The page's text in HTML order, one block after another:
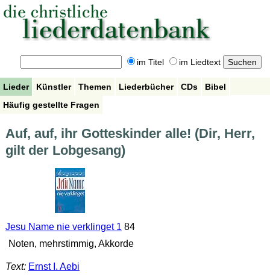
im Titel im Liedtext
Lieder Künstler Themen Liederbücher CDs
Bibel
Häufig gestellte Fragen
Auf, auf, ihr Gotteskinder alle! (Dir, Herr,
gilt der Lobgesang)
Jesu Name nie verklinget 1 84
Noten, mehrstimmig, Akkorde
Text: Ernst I. Aebi